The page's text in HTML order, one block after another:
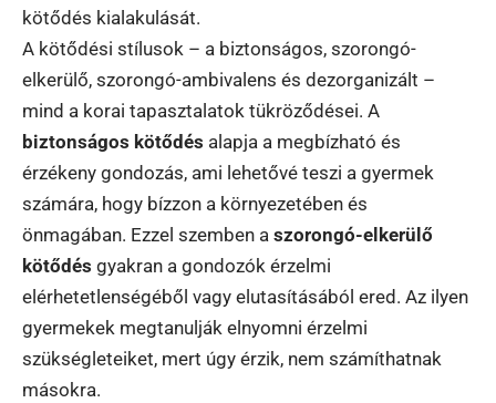
kötődés kialakulását.
A kötődési stílusok – a biztonságos, szorongó-
elkerülő, szorongó-ambivalens és dezorganizált –
mind a korai tapasztalatok tükröződései. A
biztonságos kötődés alapja a megbízható és
érzékeny gondozás, ami lehetővé teszi a gyermek
számára, hogy bízzon a környezetében és
önmagában. Ezzel szemben a szorongó-elkerülő
kötődés gyakran a gondozók érzelmi
elérhetetlenségéből vagy elutasításából ered. Az ilyen
gyermekek megtanulják elnyomni érzelmi
szükségleteiket, mert úgy érzik, nem számíthatnak
másokra.